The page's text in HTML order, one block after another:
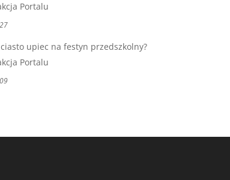
Portalu
ciasto upiec na festyn przedszkolny?
Portalu